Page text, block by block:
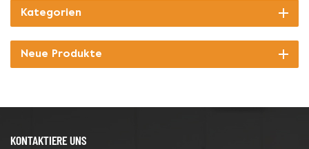
Kategorien
Neue Produkte
KONTAKTIERE UNS